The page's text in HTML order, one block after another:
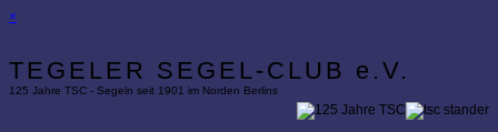
×
TEGELER SEGEL-CLUB e.V.
125 Jahre TSC - Segeln seit 1901 im Norden Berlins